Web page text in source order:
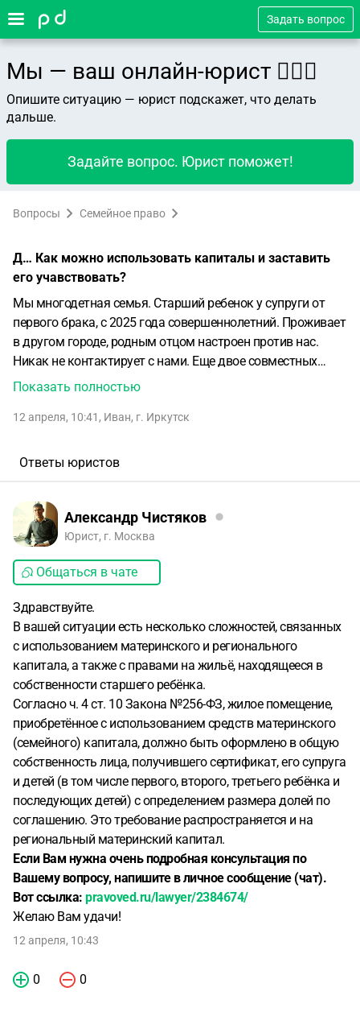
Задать вопрос
Мы — ваш онлайн-юрист 👨🏻‍⚖️
Опишите ситуацию — юрист подскажет, что делать
дальше.
Задайте вопрос. Юрист поможет!
Вопросы Семейное право
Д… Как можно использовать капиталы и заставить
его учавствовать?
Мы многодетная семья. Старший ребенок у супруги от
первого брака, с 2025 года совершеннолетний. Проживает
в другом городе, родным отцом настроен против нас.
Никак не контактирует с нами. Еще двое совместных
детей 3 и 7 лет. Мы с супругой хотим взять ипотеку, но без
региональный капитал. На данный момент 4-х комнатная
собственности на нем, так как при разводе бывший муж
оставила, как есть. Посыпались угрозы, что нас выселит и
т.д… Как можно использовать капиталы и заставить его
Показать полностью
12 апреля, 10:41 , Иван, г. Иркутск
Ответы юристов
Александр Чистяков
Юрист, г. Москва
Общаться в чате
Здравствуйте.
В вашей ситуации есть несколько сложностей, связанных
с использованием материнского и регионального
капитала, а также с правами на жильё, находящееся в
собственности старшего ребёнка.
Согласно ч. 4 ст. 10 Закона №256-ФЗ, жилое помещение,
приобретённое с использованием средств материнского
(семейного) капитала, должно быть оформлено в общую
собственность лица, получившего сертификат, его супруга
и детей (в том числе первого, второго, третьего ребёнка и
последующих детей) с определением размера долей по
соглашению. Это требование распространяется и на
региональный материнский капитал.
Если Вам нужна очень подробная консультация по
Вашему вопросу, напишите в личное сообщение (чат).
Вот ссылка: pravoved.ru/lawyer/2384674/
Желаю Вам удачи!
12 апреля, 10:43
0 0